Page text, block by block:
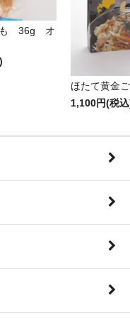
も 36g オ
ほたて黄金
1,100円(税